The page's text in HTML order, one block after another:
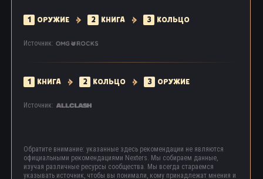
1 ОРУЖИЕ 2 КНИГА 3 КОЛЬЦО
Источник:
1 КНИГА 2 КОЛЬЦО 3 ОРУЖИЕ
Источник:
Обратите внимание: указанные здесь рекомендации не являются
официальными рекомендациями Nexters. Мы собираем данные,
изучая различные ресурсы сообщества. Мы всегда стараемся
указывать источник, чтобы вы понимали, кому принадлежат мнения и